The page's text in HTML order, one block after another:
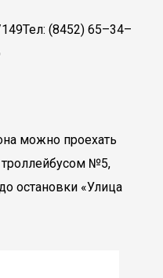
(8452) 65–34–
можно проехать
троллейбусом №5,
остановки «Улица